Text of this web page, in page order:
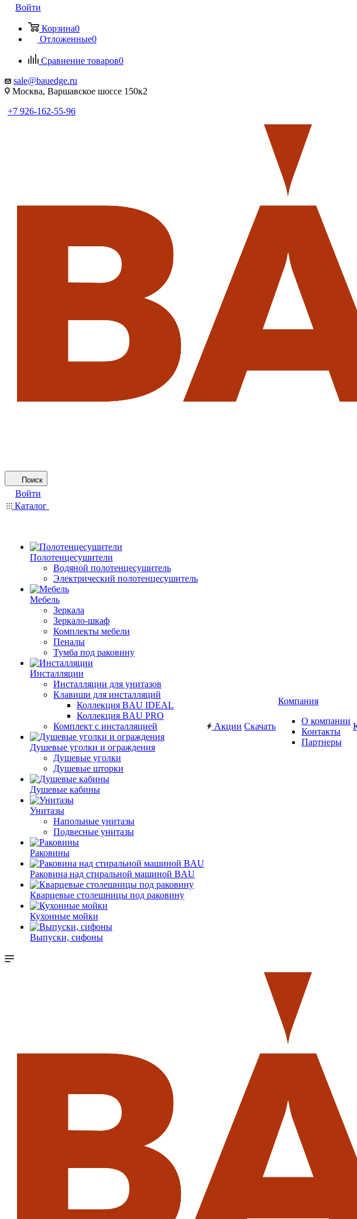
Войти
Корзина0
Отложенные0
Сравнение товаров0
sale@bauedge.ru
Москва, Варшавское шоссе 150к2
+7 926-162-55-96
Поиск
Войти
Каталог
Полотенцесушители
Водяной полотенцесушитель
Электрический полотенцесушитель
Мебель
Зеркала
Зеркало-шкаф
Комплекты мебели
Пеналы
Тумба под раковину
Инсталляции
Инсталляции для унитазов
Клавиши для инсталляций
Коллекция BAU IDEAL
Коллекция BAU PRO
Комплект с инсталляцией
Душевые уголки и ограждения
Душевые уголки
Душевые шторки
Душевые кабины
Унитазы
Напольные унитазы
Подвесные унитазы
Раковины
Раковина над стиральной машиной BAU
Кварцевые столешницы под раковину
Кухонные мойки
Выпуски, сифоны
Акции Скачать
Компания
О компании
Контакты
Партнеры